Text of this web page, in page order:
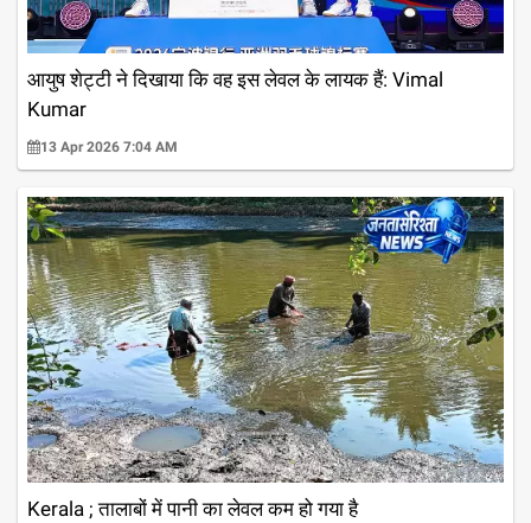
आयुष शेट्टी ने दिखाया कि वह इस लेवल के लायक हैं: Vimal
Kumar
13 Apr 2026 7:04 AM
Kerala ; तालाबों में पानी का लेवल कम हो गया है